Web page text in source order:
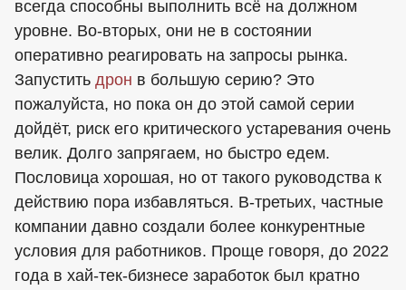
всегда способны выполнить всё на должном
уровне. Во-вторых, они не в состоянии
оперативно реагировать на запросы рынка.
Запустить дрон в большую серию? Это
пожалуйста, но пока он до этой самой серии
дойдёт, риск его критического устаревания очень
велик. Долго запрягаем, но быстро едем.
Пословица хорошая, но от такого руководства к
действию пора избавляться. В-третьих, частные
компании давно создали более конкурентные
условия для работников. Проще говоря, до 2022
года в хай-тек-бизнесе заработок был кратно